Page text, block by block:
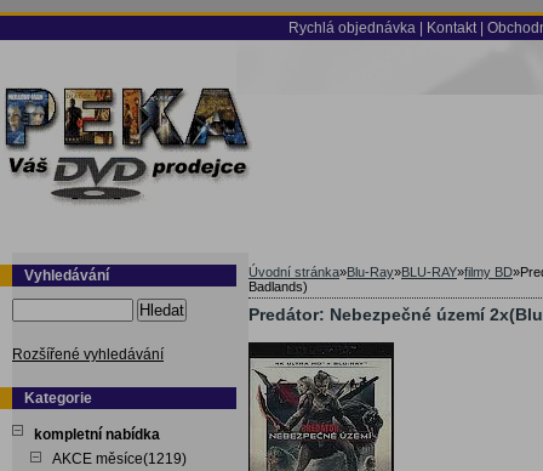
Rychlá objednávka Kontakt
Vyhledávání
Hledat
Rozšířené vyhledávání
Kategorie
kompletní nabídka
AKCE měsíce(1219)
Úvodní stránka»Blu-Ray»BLU-RAY»filmy BD»
Badlands)
Predátor: Nebezpečné území